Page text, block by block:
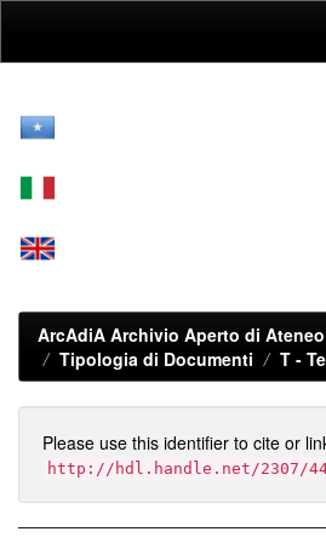
ArcAdiA Archivio Aperto di Ateneo
Tipologia di Documenti
T -
Please use this identifier to cite or
http://hdl.handle.net/2307/